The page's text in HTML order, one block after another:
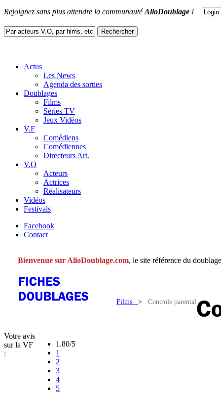
Rejoignez sans plus attendre la communautéAlloDoublage !
Actus
Les News
Agenda des sorties
Doublages
Films
Séries TV
Jeux Vidéos
V.F
Comédiens
Comédiennes
Directeurs Art.
V.O
Acteurs
Actrices
Réalisateurs
Vidéos
Festivals
Facebook
Contact
Bienvenue sur AlloDoublage.com, le site référence du
Films > Controle parental
Votre avis
sur la VF
:
1.80/5
1
2
3
4
5